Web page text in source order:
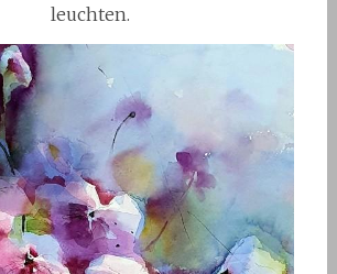
leuchten.